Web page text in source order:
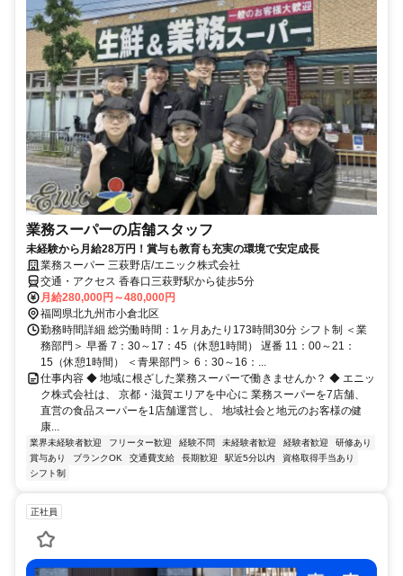
業務スーパーの店舗スタッフ
未経験から月給28万円！賞与も教育も充実の環境で安定成長
業務スーパー 三萩野店/エニック株式会社
交通・アクセス 香春口三萩野駅から徒歩5分
月給280,000円～480,000円
福岡県北九州市小倉北区
勤務時間詳細 総労働時間：1ヶ月あたり173時間30分 シフト制 ＜業
務部門＞ 早番 7：30～17：45（休憩1時間） 遅番 11：00～21：
15（休憩1時間） ＜青果部門＞ 6：30～16：...
仕事内容 ◆ 地域に根ざした業務スーパーで働きませんか？ ◆ エニッ
ク株式会社は、 京都・滋賀エリアを中心に 業務スーパーを7店舗、
直営の食品スーパーを1店舗運営し、 地域社会と地元のお客様の健
康...
業界未経験者歓迎 フリーター歓迎 経験不問 未経験者歓迎 経験者歓迎
研修あり
賞与あり
ブランクOK 交通費支給 長期歓迎 駅近5分以内
資格取得手当あり
シフト制
正社員